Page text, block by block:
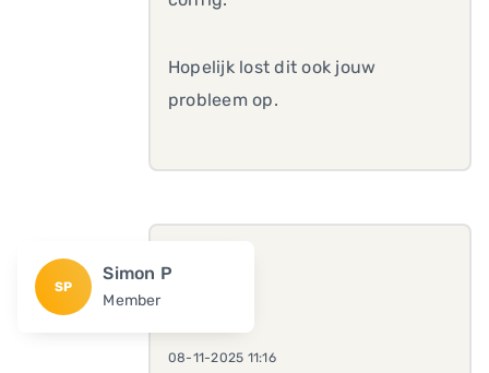
Hopelijk lost dit ook jouw
probleem op.
SP
Simon P
Member
08-11-2025 11:16